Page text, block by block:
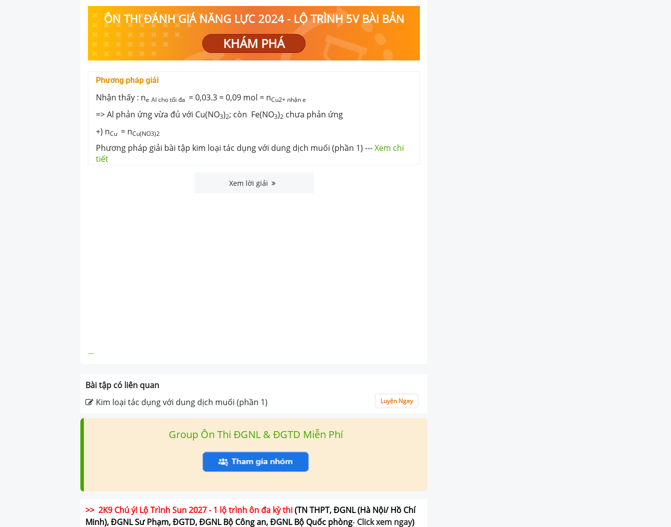
ÔN THI ĐÁNH GIÁ NĂNG LỰC 2024 - LỘ TRÌNH 5V BÀI BẢN
KHÁM PHÁ
Phương pháp giải
Nhận thấy : ne Al cho tối đa = 0,03.3 = 0,09 mol = nCu2+ nhận e
=> Al phản ứng vừa đủ với Cu(NO3)2; còn Fe(NO3)2 chưa phản ứng
+) nCu = nCu(NO3)2
Phương pháp giải bài tập kim loại tác dụng với dung dịch muối (phần 1) ---Xem chi
tiết
Xem lời giải
...
Bài tập có liên quan
Kim loại tác dụng với dung dịch muối (phần 1)
Luyện Ngay
Group Ôn Thi ĐGNL & ĐGTD Miễn Phí
>> 2K9 Chú ý! Lộ Trình Sun 2027 - 1 lộ trình ôn đa kỳ thi(TN THPT, ĐGNL (Hà Nội/ Hồ Chí
Minh), ĐGNL Sư Phạm, ĐGTD, ĐGNL Bộ Công an, ĐGNL Bộ Quốc phòng- Click xem ngay)